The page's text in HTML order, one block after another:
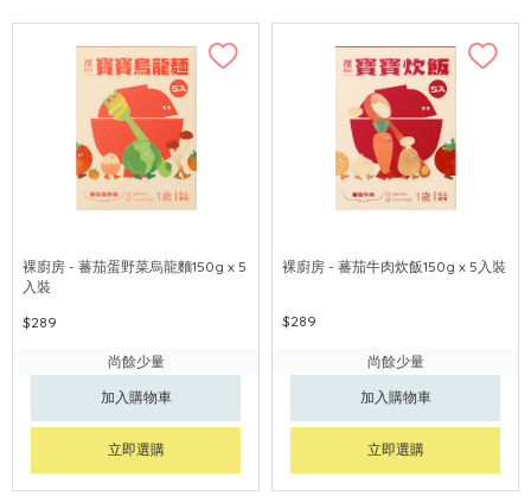
裸廚房 - 蕃茄蛋野菜烏龍麵150g x 5
入裝
$289
尚餘少量
加入購物車
立即選購
裸廚房 - 蕃茄牛肉炊飯150g x 5入裝
$289
尚餘少量
加入購物車
立即選購